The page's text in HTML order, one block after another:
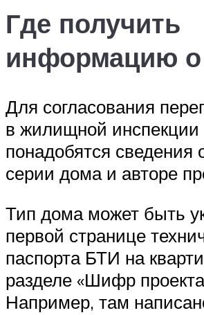
Где получить
информацию
Для согласования
в жилищной инспекции
понадобятся сведения
серии дома и авторе
Тип дома может быть
первой странице
паспорта БТИ на
разделе «Шифр
Например, там